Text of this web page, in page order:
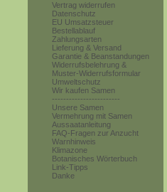
Vertrag widerrufen
Datenschutz
EU Umsatzsteuer
Bestellablauf
Zahlungsarten
Lieferung & Versand
Garantie & Beanstandungen
Widerrufsbelehrung &
Muster-Widerrufsformular
Umweltschutz
Wir kaufen Samen
------------------------
Unsere Samen
Vermehrung mit Samen
Aussaatanleitung
FAQ-Fragen zur Anzucht
Warnhinweis
Klimazone
Botanisches Wörterbuch
Link-Tipps
Danke